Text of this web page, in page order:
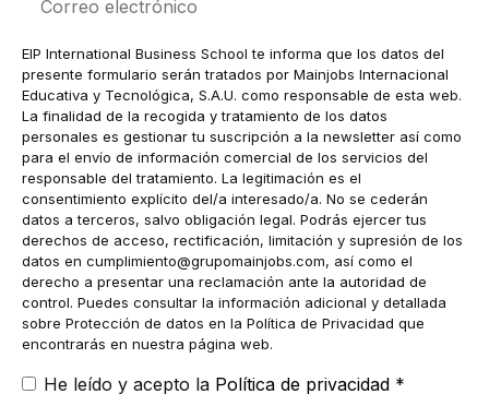
electrónico
EIP International Business School te informa que los datos del
presente formulario serán tratados por Mainjobs Internacional
Educativa y Tecnológica, S.A.U. como responsable de esta web.
La finalidad de la recogida y tratamiento de los datos
personales es gestionar tu suscripción a la newsletter así como
para el envío de información comercial de los servicios del
responsable del tratamiento. La legitimación es el
consentimiento explícito del/a interesado/a. No se cederán
datos a terceros, salvo obligación legal. Podrás ejercer tus
derechos de acceso, rectificación, limitación y supresión de los
datos en cumplimiento@grupomainjobs.com, así como el
derecho a presentar una reclamación ante la autoridad de
control. Puedes consultar la información adicional y detallada
sobre Protección de datos en la Política de Privacidad que
encontrarás en nuestra página web.
He leído y acepto la Política de privacidad *